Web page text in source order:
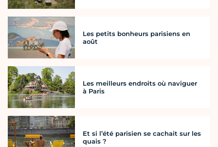
Les petits bonheurs parisiens en
août
Les meilleurs endroits où naviguer
à Paris
Et si l’été parisien se cachait sur les
quais ?